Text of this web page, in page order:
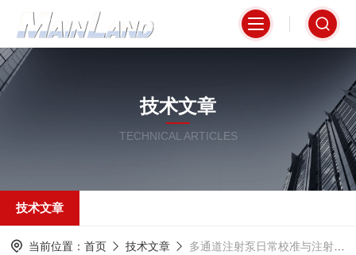
技术文章
TECHNICAL ARTICLES
技术文章
当前位置： 首页 技术文章 多通道注射泵日常校准与注射器安装规范